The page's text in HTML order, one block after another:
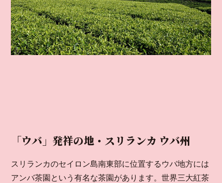
「ウバ」発祥の地・スリランカ ウバ州
スリランカのセイロン島南東部に位置するウバ地方には
アンバ茶園という有名な茶園があります。世界三大紅茶